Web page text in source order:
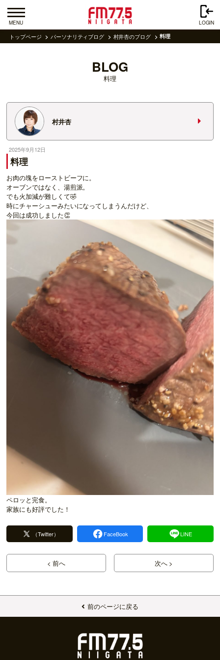
MENU LOGIN
トップページ パーソナリティブログ 村井杏のブログ 料理
BLOG
料理
村井杏
2025年9月12日
料理
お肉の塊をローストビーフに。
オーブンではなく、湯煎派。
でも火加減が難しくて🤣
時にチャーシューみたいになってしまうんだけど、
今回は成功しました👏
ペロッと完食。
家族にも好評でした！
（Twitter） FaceBook LINE
< 前へ 次へ >
前のページに戻る